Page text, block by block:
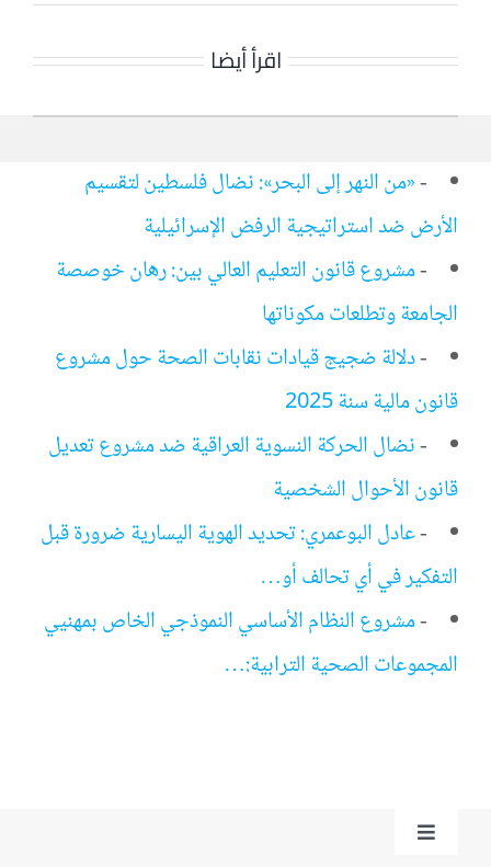
اقرأ أيضا
-«من النهر إلى البحر»: نضال فلسطين لتقسيم
الأرض ضد استراتيجية الرفض الإسرائيلية
-مشروع قانون التعليم العالي بين: رهان خوصصة
الجامعة وتطلعات مكوناتها
-دلالة ضجيج قيادات نقابات الصحة حول مشروع
قانون مالية سنة 2025
-نضال الحركة النسوية العراقية ضد مشروع تعديل
قانون الأحوال الشخصية
-عادل البوعمري: تحديد الهوية اليسارية ضرورة قبل
التفكير في أي تحالف أو…
-مشروع النظام الأساسي النموذجي الخاص بمهنيي
المجموعات الصحية الترابية:…
Toggle